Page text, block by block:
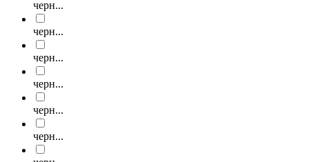
черн...
черн...
черн...
черн...
черн...
черн...